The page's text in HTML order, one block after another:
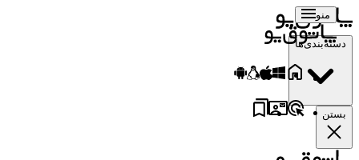
منو
دسته‌بندی‌ها
بستن